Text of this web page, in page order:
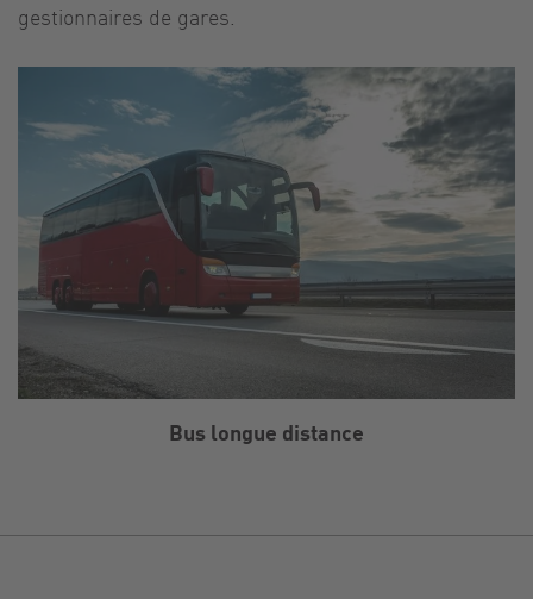
gestionnaires de gares.
Bus longue distance